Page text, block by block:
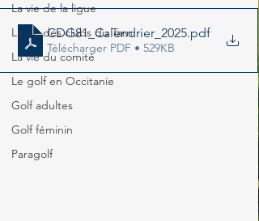
La vie de la ligue
La vie des clubs du Tarn
La vie du comité
Le golf en Occitanie
Golf adultes
Golf féminin
Paragolf
CDG81_Calendrier_2025.pdf
Télécharger PDF • 529KB